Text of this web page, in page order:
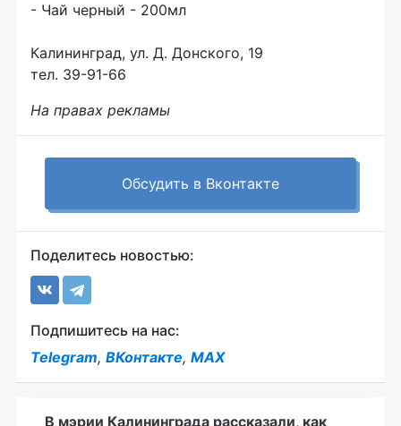
- Чай черный - 200мл
Калининград, ул. Д. Донского, 19
тел. 39-91-66
На правах рекламы
Обсудить в Вконтакте
Поделитесь новостью:
Подпишитесь на нас:
Telegram, ВКонтакте, MAX
В мэрии Калининграда рассказали, как